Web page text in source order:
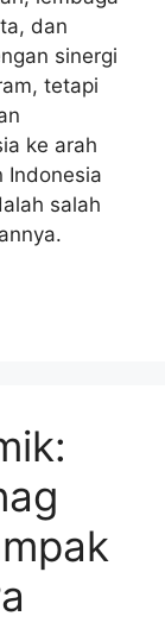
dan
sinergi
tetapi
ke arah
Indonesia
salah